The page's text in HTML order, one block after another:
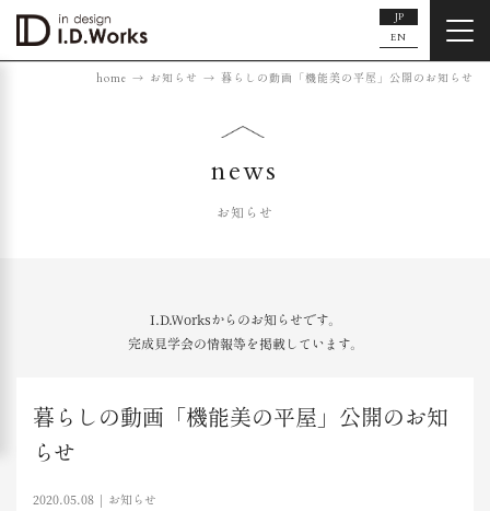
JP
EN
home お知らせ 暮らしの動画「機能美の平屋」公開のお知らせ
news
お知らせ
I.D.Worksからのお知らせです。
完成見学会の情報等を掲載しています。
暮らしの動画「機能美の平屋」公開のお知
らせ
2020.05.08 お知らせ